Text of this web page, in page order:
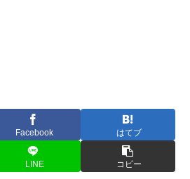
Facebook はてブ
LINE コピー